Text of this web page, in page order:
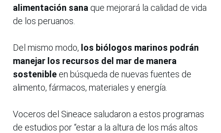
alimentación sana que mejorará la calidad de vida
de los peruanos.
Del mismo modo, los biólogos marinos podrán
manejar los recursos del mar de manera
sostenible en búsqueda de nuevas fuentes de
alimento, fármacos, materiales y energía.
Voceros del Sineace saludaron a estos programas
de estudios por “estar a la altura de los más altos